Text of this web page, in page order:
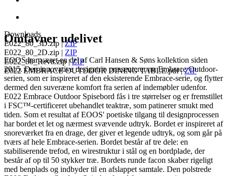
Downloads
E022_80_3D.zip |ZIP
E022_80_2D.zip | ZIP
E022_80_Revit.zip|ZIP
E022 EMBRACE OUTDOOR DINING TABLE.pdf|ZIP
Omfavner udelivet
EOOS har været en del af Carl Hansen & Søns kollektion siden
2015. Den innovative designtrio præsenterer nu Embrace Outdoor-
serien, som er inspireret af den eksisterende Embrace-serie, og flytter
dermed den suveræne komfort fra serien af indemøbler udenfor.
E022 Embrace Outdoor Spisebord fås i tre størrelser og er fremstillet
i FSC™-certificeret ubehandlet teaktræ, som patinerer smukt med
tiden. Som et resultat af EOOS' poetiske tilgang til designprocessen
har bordet et let og nærmest svævende udtryk. Bordet er inspireret af
snoreværket fra en drage, der giver et legende udtryk, og som går på
tværs af hele Embrace-serien. Bordet består af tre dele: en
stabiliserende trefod, en wirestruktur i stål og en bordplade, der
består af op til 50 stykker træ. Bordets runde facon skaber rigeligt
med benplads og indbyder til en afslappet samtale. Den polstrede